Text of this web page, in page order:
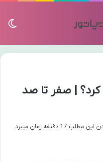
کرد؟ | صفر تا صد
مطلب 17 دقیقه زمان میبرد